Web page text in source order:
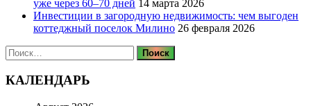
уже через 60–70 дней 14 марта 2026
Инвестиции в загородную недвижимость: чем выгоден
коттеджный поселок Милино 26 февраля 2026
Найти:
КАЛЕНДАРЬ